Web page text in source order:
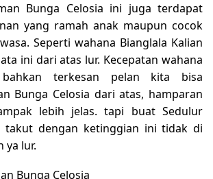
Bunga Celosia ini juga terdapat
yang ramah anak maupun cocok
Seperti wahana Bianglala Kalian
ini dari atas lur. Kecepatan wahana
terkesan pelan kita bisa
Bunga Celosia dari atas, hamparan
lebih jelas. tapi buat Sedulur
takut dengan ketinggian ini tidak di
ya lur.